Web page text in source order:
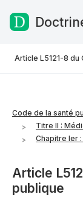
Passer au
Article L5121-8 du
Code de la santé
Titre II :
Chapitre Ier
Article
publique